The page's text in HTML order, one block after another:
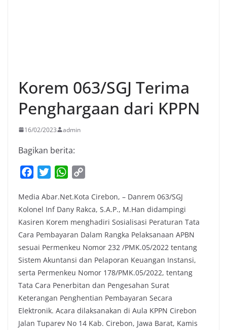
Korem 063/SGJ Terima
Penghargaan dari KPPN
16/02/2023 admin
Bagikan berita:
c
e
b
o
o
k
i
t
t
e
r
W
a
t
s
A
p
p
p
y
L
i
n
k
Media Abar.Net.Kota Cirebon, – Danrem 063/SGJ
Kolonel Inf Dany Rakca, S.A.P., M.Han didampingi
Kasiren Korem menghadiri Sosialisasi Peraturan Tata
Cara Pembayaran Dalam Rangka Pelaksanaan APBN
sesuai Permenkeu Nomor 232 /PMK.05/2022 tentang
Sistem Akuntansi dan Pelaporan Keuangan Instansi,
serta Permenkeu Nomor 178/PMK.05/2022, tentang
Tata Cara Penerbitan dan Pengesahan Surat
Keterangan Penghentian Pembayaran Secara
Elektronik. Acara dilaksanakan di Aula KPPN Cirebon
Jalan Tuparev No 14 Kab. Cirebon, Jawa Barat, Kamis